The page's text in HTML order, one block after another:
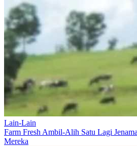
Lain-Lain
Farm Fresh Ambil-Alih Satu Lagi
Mereka